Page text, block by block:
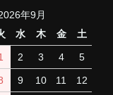
年9月
水 木 金 土
2 3 4 5
9 10 11 12